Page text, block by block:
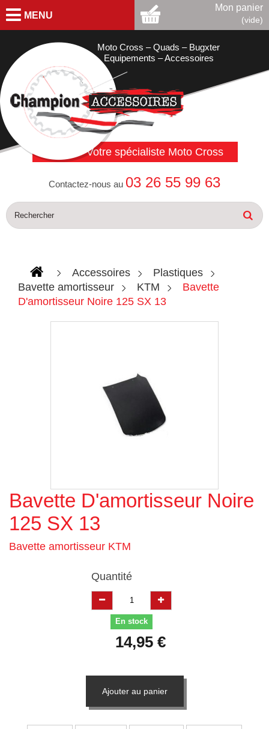
MENU
Mon panier
(vide)
Moto Cross – Quads – Bugxter
Equipements – Accessoires
Votre spécialiste Moto Cross
Contactez-nous au 03 26 55 99 63
Accessoires
Plastiques
Bavette amortisseur
KTM
Bavette
D'amortisseur Noire 125 SX 13
Agrandir l'image
Bavette D'amortisseur Noire
125 SX 13
Bavette amortisseur KTM
Quantité
En stock
14,95 €
Ajouter au panier